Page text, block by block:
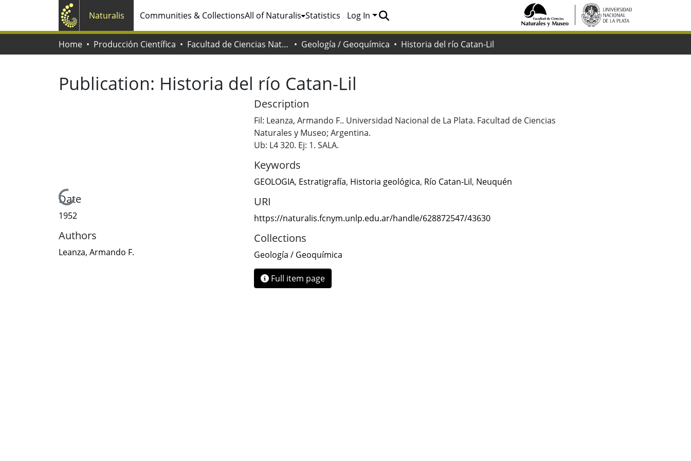
Naturalis Communities & CollectionsAll of Naturalis Statistics Log In
Home Producción Científica Facultad de Ciencias Naturales y Museo Geología / Geoquímica Historia del río Catan-Lil
Publication: Historia del río Catan-Lil
Loading...
Date
1952
Authors
Leanza, Armando F.
Description
Fil: Leanza, Armando F.. Universidad Nacional de La Plata. Facultad de Ciencias
Naturales y Museo; Argentina.
Ub: L4 320. Ej: 1. SALA.
Keywords
GEOLOGIA, Estratigrafía, Historia geológica, Río Catan-Lil, Neuquén
URI
https://naturalis.fcnym.unlp.edu.ar/handle/628872547/43630
Collections
Geología / Geoquímica
Full item page